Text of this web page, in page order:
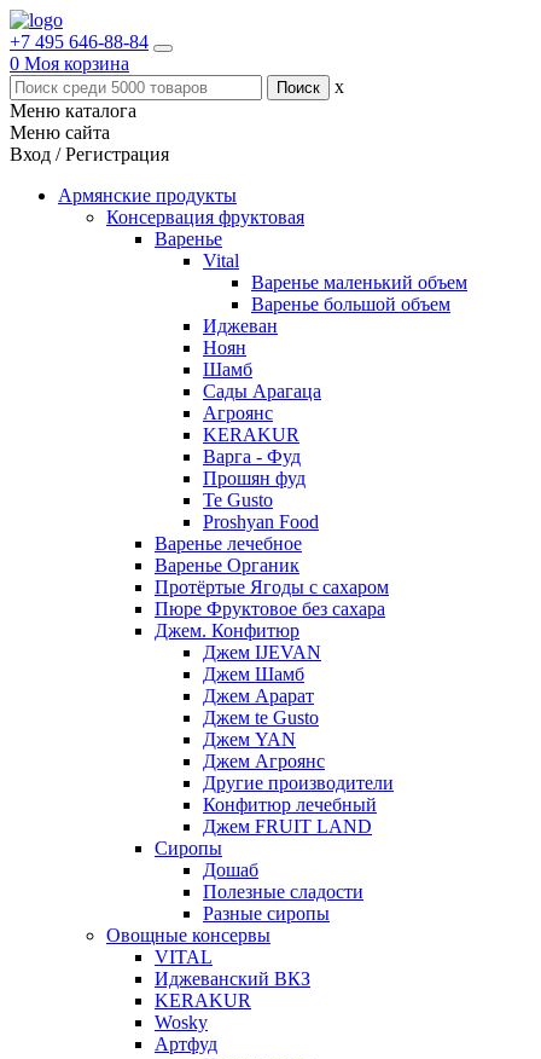
+7 495 646-88-84
0 Моя корзина
x
Меню каталога
Меню сайта
Вход / Регистрация
Армянские продукты
Консервация фруктовая
Варенье
Vital
Варенье маленький объем
Варенье большой объем
Иджеван
Ноян
Шамб
Сады Арагаца
Агроянс
KERAKUR
Варга - Фуд
Прошян фуд
Te Gusto
Proshyan Food
Варенье лечебное
Варенье Органик
Протёртые Ягоды с сахаром
Пюре Фруктовое без сахара
Джем. Конфитюр
Джем IJEVAN
Джем Шамб
Джем Арарат
Джем te Gusto
Джем YAN
Джем Агроянс
Другие производители
Конфитюр лечебный
Джем FRUIT LAND
Сиропы
Дошаб
Полезные сладости
Разные сиропы
Овощные консервы
VITAL
Иджеванский ВКЗ
KERAKUR
Wosky
Артфуд